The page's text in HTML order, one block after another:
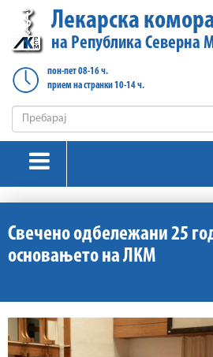
Лекарска
на Република Северна
пон-пет 08-16 ч.
прием на странки 10-14 ч.
Свечено одбележани 25
основањето на ЛКМ